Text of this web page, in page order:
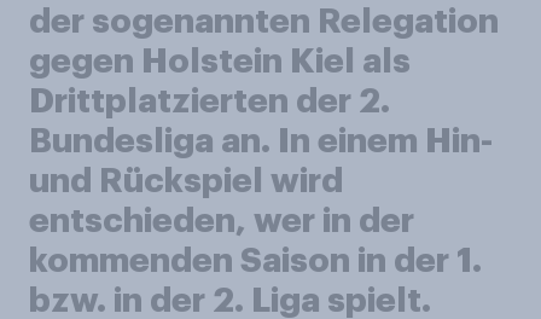
der sogenannten Relegation
gegen Holstein Kiel als
Drittplatzierten der 2.
Bundesliga an. In einem Hin-
und Rückspiel wird
entschieden, wer in der
kommenden Saison in der 1.
bzw. in der 2. Liga spielt.